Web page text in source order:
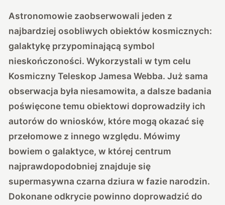
Astronomowie zaobserwowali jeden z
najbardziej osobliwych obiektów kosmicznych:
galaktykę przypominającą symbol
nieskończoności. Wykorzystali w tym celu
Kosmiczny Teleskop Jamesa Webba. Już sama
obserwacja była niesamowita, a dalsze badania
poświęcone temu obiektowi doprowadziły ich
autorów do wniosków, które mogą okazać się
przełomowe z innego względu. Mówimy
bowiem o galaktyce, w której centrum
najprawdopodobniej znajduje się
supermasywna czarna dziura w fazie narodzin.
Dokonane odkrycie powinno doprowadzić do